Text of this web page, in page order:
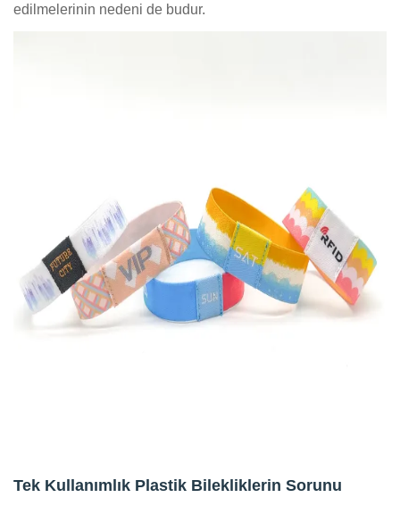
edilmelerinin nedeni de budur.
Tek Kullanımlık Plastik Bilekliklerin Sorunu